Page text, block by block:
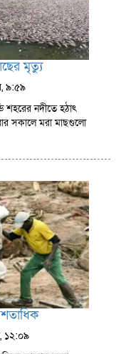
মৃত্যু
৯:৫৯
শহরের নদীতে হঠাৎ
সকালে মরা মাছগুলো
১২:০৯